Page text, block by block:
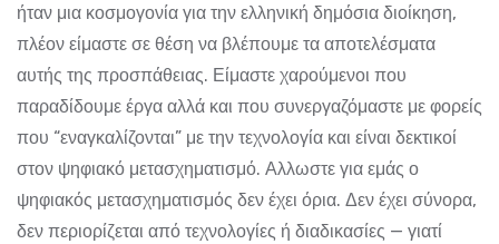
ήταν μια κοσμογονία για την ελληνική δημόσια διοίκηση,
πλέον είμαστε σε θέση να βλέπουμε τα αποτελέσματα
αυτής της προσπάθειας. Είμαστε χαρούμενοι που
παραδίδουμε έργα αλλά και που συνεργαζόμαστε με φορείς
που “εναγκαλίζονται” με την τεχνολογία και είναι δεκτικοί
στον ψηφιακό μετασχηματισμό. Αλλωστε για εμάς ο
ψηφιακός μετασχηματισμός δεν έχει όρια. Δεν έχει σύνορα,
δεν περιορίζεται από τεχνολογίες ή διαδικασίες — γιατί